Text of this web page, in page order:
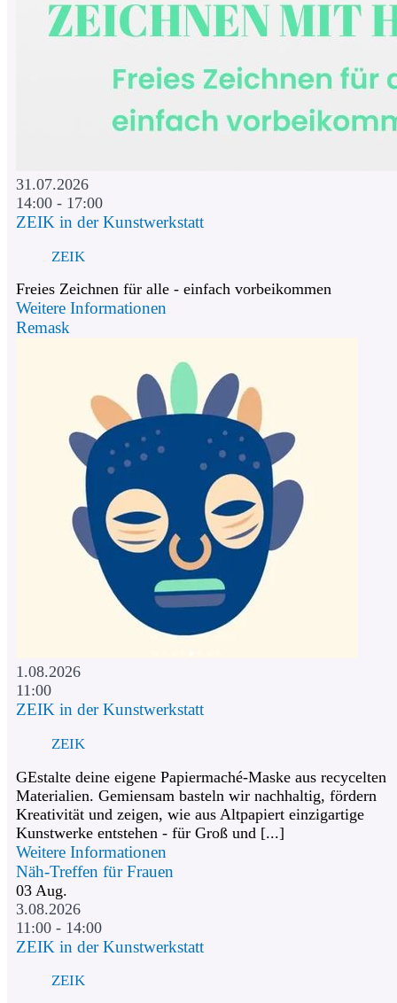
31.07.2026
14:00 - 17:00
ZEIK in der Kunstwerkstatt
ZEIK
Freies Zeichnen für alle - einfach vorbeikommen
Weitere Informationen
Remask
1.08.2026
11:00
ZEIK in der Kunstwerkstatt
ZEIK
GEstalte deine eigene Papiermaché-Maske aus recycelten
Materialien. Gemiensam basteln wir nachhaltig, fördern
Kreativität und zeigen, wie aus Altpapiert einzigartige
Kunstwerke entstehen - für Groß und [...]
Weitere Informationen
Näh-Treffen für Frauen
03 Aug.
3.08.2026
11:00 - 14:00
ZEIK in der Kunstwerkstatt
ZEIK